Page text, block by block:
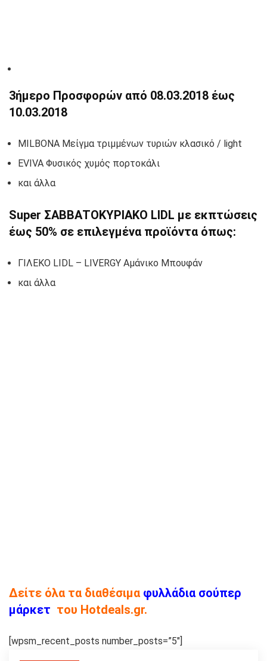
3ήμερο Προσφορών από 08.03.2018 έως
10.03.2018
MILBONA Μείγμα τριμμένων τυριών κλασικό / light
EVIVA Φυσικός χυμός πορτοκάλι
και άλλα
Super ΣΑΒΒΑΤΟΚΥΡΙΑΚΟ LIDL με εκπτώσεις
έως 50% σε επιλεγμένα προϊόντα όπως:
ΓΙΛΕΚΟ LIDL – LIVERGY Αμάνικο Μπουφάν
και άλλα
Δείτε όλα τα διαθέσιμα φυλλάδια σούπερ
μάρκετ του Hotdeals.gr.
[wpsm_recent_posts number_posts=”5″]